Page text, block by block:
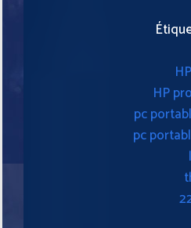
HP
pc
pc